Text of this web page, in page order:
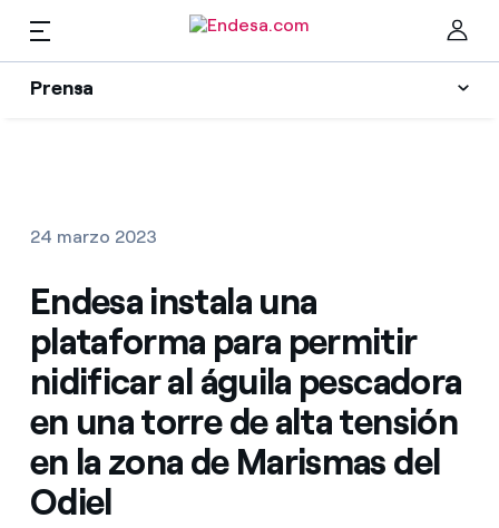
Prensa
Prensa
Encuentra la tarifa que más te conviene
Compara nuestras tarifas de empresa y ahorra
Por cada kWh que ahorres, te descontamos otro
¿Cómo ver mis facturas de Endesa?
Recursos
Colecciones
Contactos prensa
La cara e
ES
24 marzo 2023
Endesa instala una
plataforma para permitir
nidificar al águila pescadora
en una torre de alta tensión
en la zona de Marismas del
Odiel